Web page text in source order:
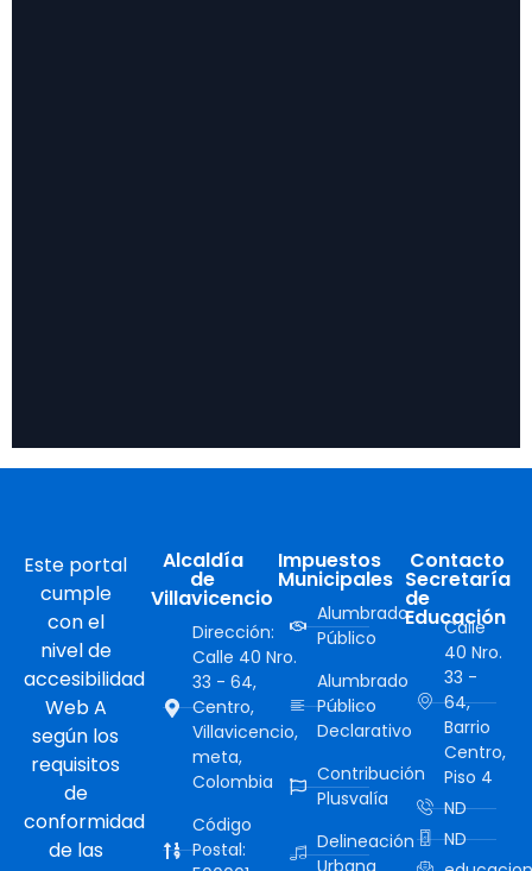
Este portal
cumple
con el
nivel de
accesibilidad
Web A
según los
requisitos
de
conformidad
de las
Alcaldía
de
Villavicencio
Dirección:
Calle 40 Nro.
33 - 64,
Centro,
Villavicencio,
meta,
Colombia
Código
Postal:
Impuestos
Municipales
Alumbrado
Público
Alumbrado
Público
Declarativo
Contribución
Plusvalía
Delineación
Contacto
Secretaría
de
Educación
Calle
40 Nro.
33 -
64,
Barrio
Centro,
Piso 4
ND
ND